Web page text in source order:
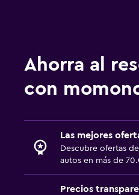
Ahorra al
con
Las mejores
Descubre ofertas
autos en más de
Precios